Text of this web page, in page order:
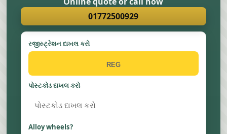
01772500929
રજીસ્ટ્રેશન દાખલ કરો
પોસ્ટકોડ દાખલ કરો
Alloy wheels?